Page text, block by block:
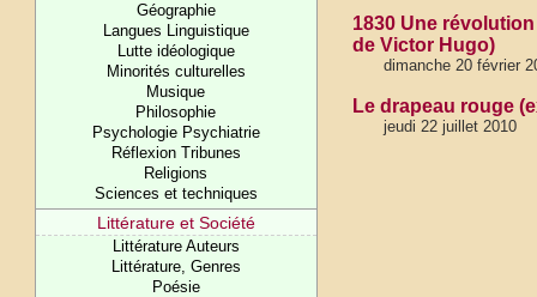
Géographie
Langues Linguistique
Lutte idéologique
Minorités culturelles
Musique
Philosophie
Psychologie Psychiatrie
Réflexion Tribunes
Religions
Sciences et techniques
Littérature et Société
Littérature Auteurs
Littérature, Genres
Poésie
1830 Une
de Victor Hugo)
dimanche 20 février
Le drapeau rouge
jeudi 22 juillet 2010